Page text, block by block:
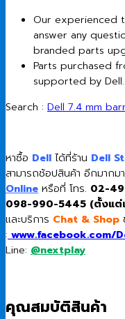
Our experienced
answer any
branded parts
Parts purchased
supported by Dell.
Search : Dell 7.4 mm
หาซื้อ Dell ได้ที่ร้าน Dell
สามารถช้อปสินค้า อีกมาก
Online หรือที่ โทร. 02-
098-990-5445 (ตั้งแต่
และบริการ Chat & Shop
: www.facebook.com/
Line: @nextplay
คุณสมบัติสินค้า